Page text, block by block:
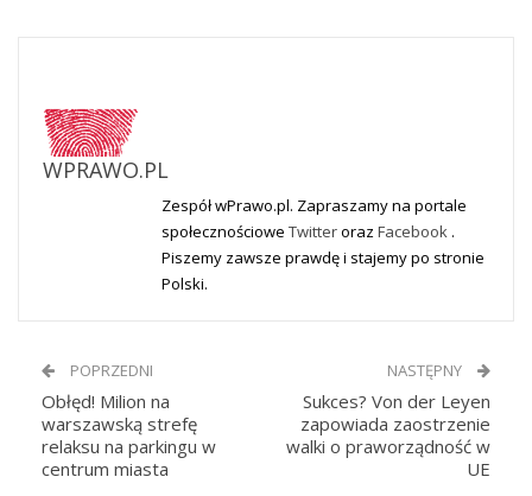
WPRAWO.PL
Zespół wPrawo.pl. Zapraszamy na portale
społecznościowe Twitteroraz Facebook .
Piszemy zawsze prawdę i stajemy po stronie
Polski.
POPRZEDNI
Obłęd! Milion na
warszawską strefę
relaksu na parkingu w
centrum miasta
NASTĘPNY
Sukces? Von der Leyen
zapowiada zaostrzenie
walki o praworządność w
UE